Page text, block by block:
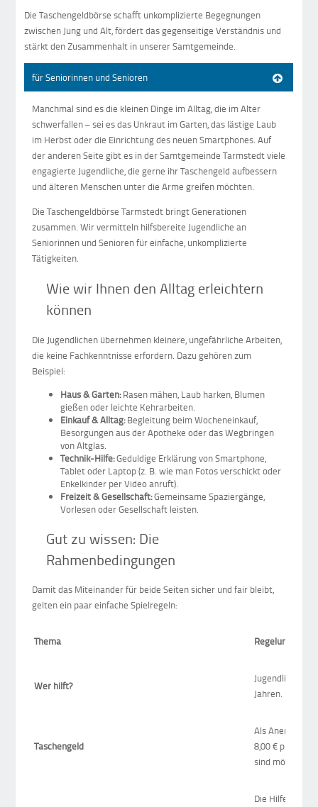
Die Taschengeldbörse schafft unkomplizierte Begegnungen
zwischen Jung und Alt, fördert das gegenseitige Verständnis und
stärkt den Zusammenhalt in unserer Samtgemeinde.
für Seniorinnen und Senioren
Manchmal sind es die kleinen Dinge im Alltag, die im Alter
schwerfallen – sei es das Unkraut im Garten, das lästige Laub
im Herbst oder die Einrichtung des neuen Smartphones. Auf
der anderen Seite gibt es in der Samtgemeinde Tarmstedt viele
engagierte Jugendliche, die gerne ihr Taschengeld aufbessern
und älteren Menschen unter die Arme greifen möchten.
Die Taschengeldbörse Tarmstedt bringt Generationen
zusammen. Wir vermitteln hilfsbereite Jugendliche an
Seniorinnen und Senioren für einfache, unkomplizierte
Tätigkeiten.
Wie wir Ihnen den Alltag erleichtern
können
Die Jugendlichen übernehmen kleinere, ungefährliche Arbeiten,
die keine Fachkenntnisse erfordern. Dazu gehören zum
Beispiel:
Haus & Garten:Rasen mähen, Laub harken, Blumen
gießen oder leichte Kehrarbeiten.
Einkauf & Alltag:Begleitung beim Wocheneinkauf,
Besorgungen aus der Apotheke oder das Wegbringen
von Altglas.
Technik-Hilfe:Geduldige Erklärung von Smartphone,
Tablet oder Laptop (z. B. wie man Fotos verschickt oder
Enkelkinder per Video anruft).
Freizeit & Gesellschaft:Gemeinsame Spaziergänge,
Vorlesen oder Gesellschaft leisten.
Gut zu wissen: Die
Rahmenbedingungen
Damit das Miteinander für beide Seiten sicher und fair bleibt,
gelten ein paar einfache Spielregeln:
Thema Regelung
Wer hilft?
Jugendliche
Jahren.
Taschengeld
Als
8,00 € pro
sind möglich).
Die Hilfe ist